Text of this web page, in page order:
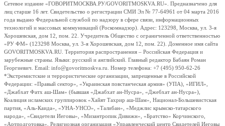
Сетевое издание «ГОВОРИТМОСКВА.РУ/GOVORITMOSKVA.RU». Предназначено для
лиц старше 16 лет. Свидетельство о регистрации СМИ Эл № 77-64961 от 04 марта 2016
года выдано Федеральной службой по надзору в сфере связи, информационных
технологий и массовых коммуникаций (Роскомнадзор). Адрес: 123298, Москва, ул. 3-я
Хорошевская, дом 12, пом. 22. Учредитель Общество с ограниченной ответственностью
«РУ ФМ» (123298 Москва, ул. 3-я Хорошевская, дом 12, пом. 22). Доменное имя сайта
GOVORITMOSKVA.RU. Территория распространения – Российская Федерация и
зарубежные страны. Языки: русский и английский. Главный редактор Бабаян Роман
Георгиевич. Email: info@govoritmoskva.ru. Номер телефона: +7 (495) 950-62-26
*Экстремистские и террористические организации, запрещенные в Российской
Федерации: «Правый сектор», «Украинская повстанческая армия» (УПА), «ИГИЛ»,
«Джабхат Фатх аш-Шам» (бывшая «Джабхат ан-Нусра», «Джебхат ан-Нусра»),
Коалиция исламских группировок «Хайят Тахрир аш-Шам», Национал-Большевистская
партия, «Аль-Каида», «УНА-УНСО», «Талибан», «Меджлис крымско-татарского
народа», «Свидетели Иеговы», «Мизантропик Дивижн», «Братство» Корчинского,
«Артподготовка», Религиозная организация «Управленческий центр Свидетелей Иеговы